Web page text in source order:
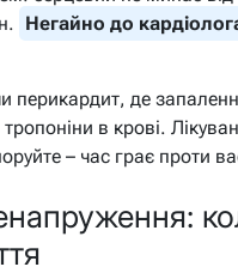
Негайно до
перикардит, де
в крові.
– час грає проти